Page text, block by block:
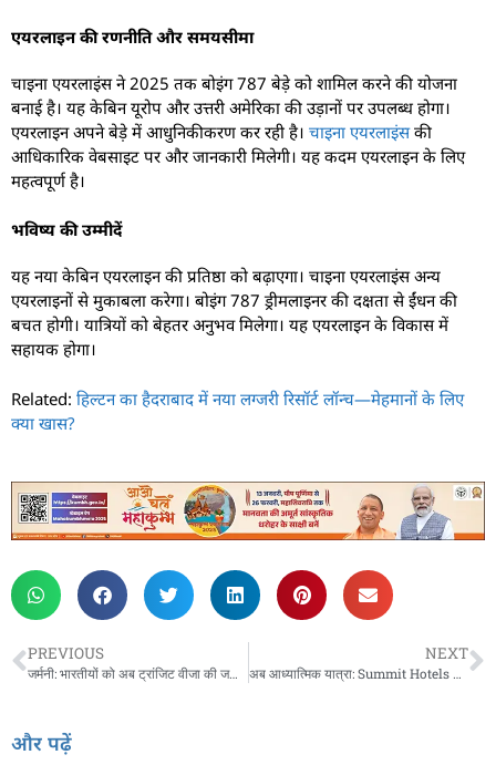
एयरलाइन की रणनीति और समयसीमा
चाइना एयरलाइंस ने 2025 तक बोइंग 787 बेड़े को शामिल करने की योजना
बनाई है। यह केबिन यूरोप और उत्तरी अमेरिका की उड़ानों पर उपलब्ध होगा।
एयरलाइन अपने बेड़े में आधुनिकीकरण कर रही है। चाइना एयरलाइंसकी
आधिकारिक वेबसाइट पर और जानकारी मिलेगी। यह कदम एयरलाइन के लिए
महत्वपूर्ण है।
भविष्य की उम्मीदें
यह नया केबिन एयरलाइन की प्रतिष्ठा को बढ़ाएगा। चाइना एयरलाइंस अन्य
एयरलाइनों से मुकाबला करेगा। बोइंग 787 ड्रीमलाइनर की दक्षता से ईंधन की
बचत होगी। यात्रियों को बेहतर अनुभव मिलेगा। यह एयरलाइन के विकास में
सहायक होगा।
Related: हिल्टन का हैदराबाद में नया लग्जरी रिसॉर्ट लॉन्च—मेहमानों के लिए
क्या खास?
PREVIOUS
जर्मनी: भारतीयों को अब ट्रांजिट वीजा की जरूरत नहीं
NEXT
अब आध्यात्मिक यात्रा: Summit Hotels का मंदिर संग्रह
और पढ़ें